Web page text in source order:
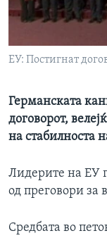
ИНТЕРВЈУА
Јазици
ЕУ: Постигнат
Германската
договорот,
на стабилноста
Лидерите на ЕУ
од преговори за
Средбата во